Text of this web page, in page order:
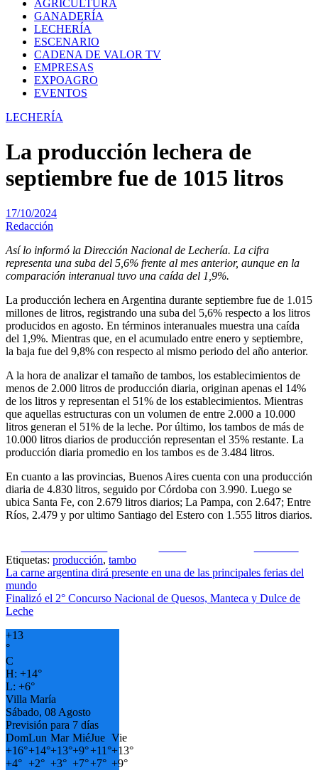
AGRICULTURA
GANADERÍA
LECHERÍA
ESCENARIO
CADENA DE VALOR TV
EMPRESAS
EXPOAGRO
EVENTOS
LECHERÍA
La producción lechera de
septiembre fue de 1015 litros
17/10/2024
Redacción
Así lo informó la Dirección Nacional de Lechería. La cifra
representa una suba del 5,6% frente al mes anterior, aunque en la
comparación interanual tuvo una caída del 1,9%.
La producción lechera en Argentina durante septiembre fue de 1.015
millones de litros, registrando una suba del 5,6% respecto a los litros
producidos en agosto. En términos interanuales muestra una caída
del 1,9%. Mientras que, en el acumulado entre enero y septiembre,
la baja fue del 9,8% con respecto al mismo periodo del año anterior.
A la hora de analizar el tamaño de tambos, los establecimientos de
menos de 2.000 litros de producción diaria, originan apenas el 14%
de los litros y representan el 51% de los establecimientos. Mientras
que aquellas estructuras con un volumen de entre 2.000 a 10.000
litros generan el 51% de la leche. Por último, los tambos de más de
10.000 litros diarios de producción representan el 35% restante. La
producción diaria promedio en los tambos es de 3.484 litros.
En cuanto a las provincias, Buenos Aires cuenta con una producción
diaria de 4.830 litros, seguido por Córdoba con 3.990. Luego se
ubica Santa Fe, con 2.679 litros diarios; La Pampa, con 2.647; Entre
Ríos, 2.479 y por ultimo Santiago del Estero con 1.555 litros diarios.
Etiquetas: producción, tambo
Navegación
de
entradas
La carne argentina dirá presente en una de las principales ferias del
mundo
Finalizó el 2° Concurso Nacional de Quesos, Manteca y Dulce de
Leche
+13
°
C
H: +14°
L: +6°
Villa María
Sábado, 08 Agosto
Previsión para 7 días
DomLun Mar MiéJue Vie
+16°+14°+13°+9°+11°+13°
+4° +2° +3° +7°+7° +9°